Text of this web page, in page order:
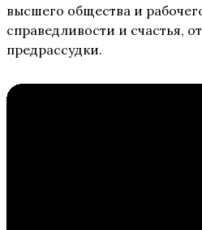
высшего общества и
справедливости и счастья,
предрассудки.